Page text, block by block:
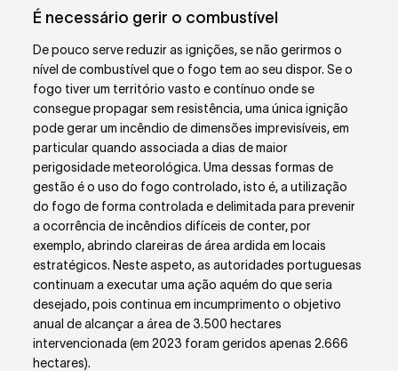
É necessário gerir o combustível
De pouco serve reduzir as ignições, se não gerirmos o
nível de combustível que o fogo tem ao seu dispor. Se o
fogo tiver um território vasto e contínuo onde se
consegue propagar sem resistência, uma única ignição
pode gerar um incêndio de dimensões imprevisíveis, em
particular quando associada a dias de maior
perigosidade meteorológica. Uma dessas formas de
gestão é o uso do fogo controlado, isto é, a utilização
do fogo de forma controlada e delimitada para prevenir
a ocorrência de incêndios difíceis de conter, por
exemplo, abrindo clareiras de área ardida em locais
estratégicos. Neste aspeto, as autoridades portuguesas
continuam a executar uma ação aquém do que seria
desejado, pois continua em incumprimento o objetivo
anual de alcançar a área de 3.500 hectares
intervencionada (em 2023 foram geridos apenas 2.666
hectares).